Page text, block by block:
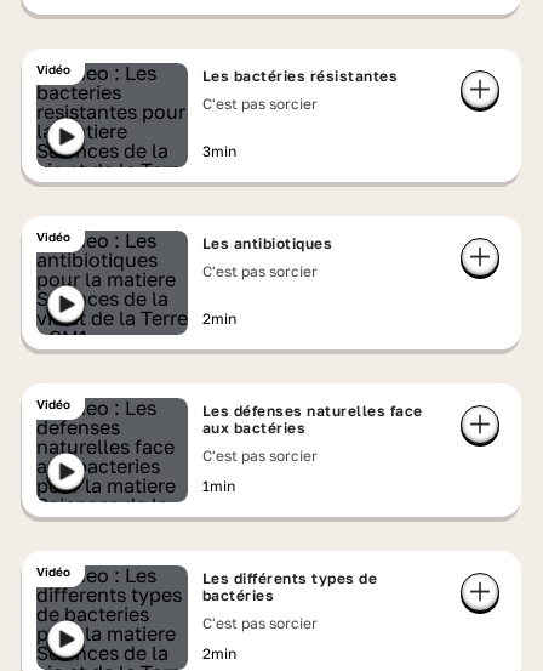
Vidéo
Les bactéries résistantes
C'est pas sorcier
3min
Vidéo
Les antibiotiques
C'est pas sorcier
2min
Vidéo
Les défenses naturelles face
aux bactéries
C'est pas sorcier
1min
Vidéo
Les différents types de
bactéries
C'est pas sorcier
2min